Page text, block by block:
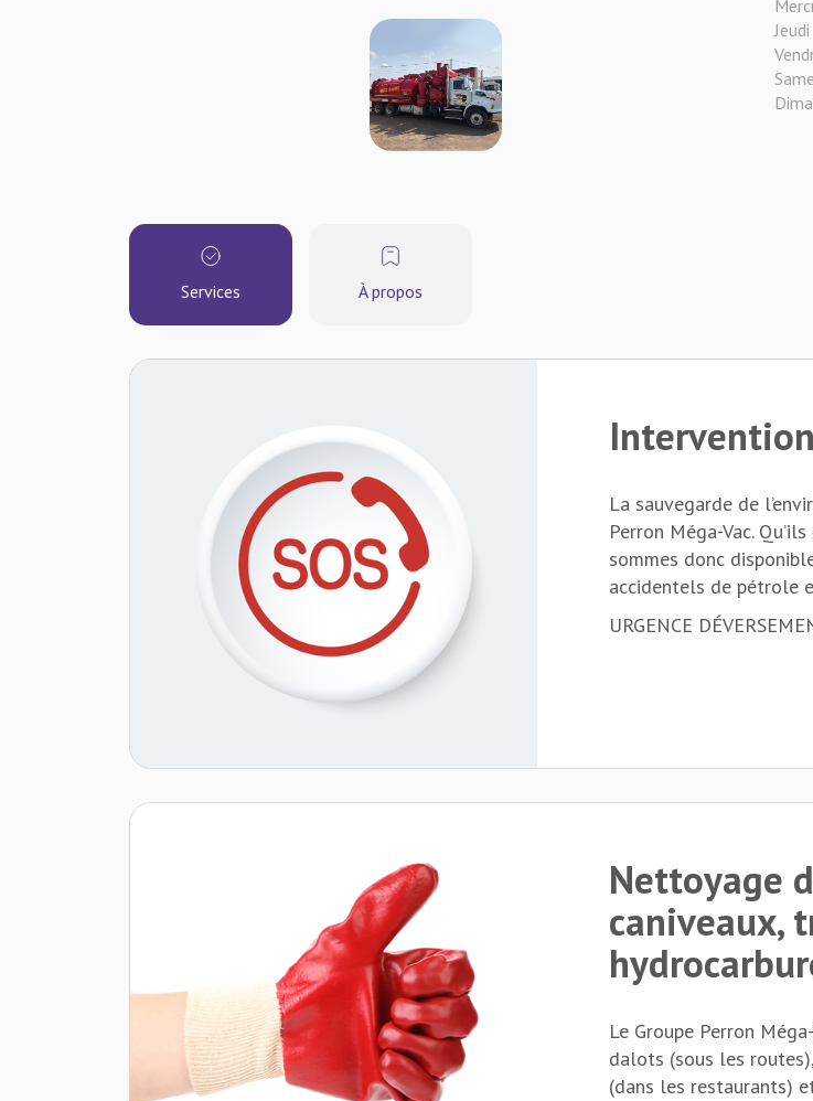
Jeudi
Services À propos
La sauvegarde de
Perron Méga-Vac.
sommes donc
accidentels de pétrole
URGENCE
Nettoyage
caniveaux,
Le Groupe Perron
dalots (sous les
(dans les restaurants)